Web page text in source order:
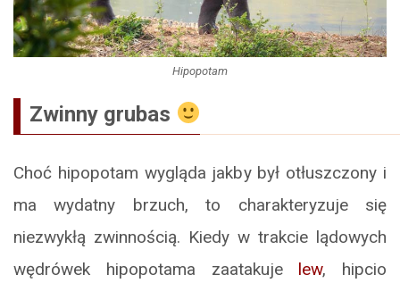
Hipopotam
Zwinny grubas
Choć hipopotam wygląda jakby był otłuszczony i
ma wydatny brzuch, to charakteryzuje się
niezwykłą zwinnością. Kiedy w trakcie lądowych
wędrówek hipopotama zaatakuje lew, hipcio